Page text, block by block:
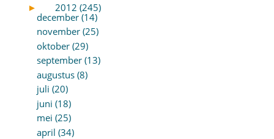
►
2012 (245)
december (14)
november (25)
oktober (29)
september (13)
augustus (8)
juli (20)
juni (18)
mei (25)
april (34)